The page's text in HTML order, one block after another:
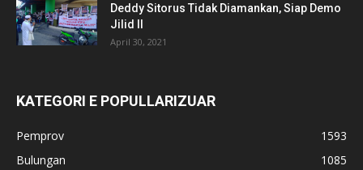
Deddy Sitorus Tidak Diamankan, Siap Demo
Jilid II
April 30, 2021
KATEGORI E POPULLARIZUAR
Pemprov
1593
Bulungan
1085